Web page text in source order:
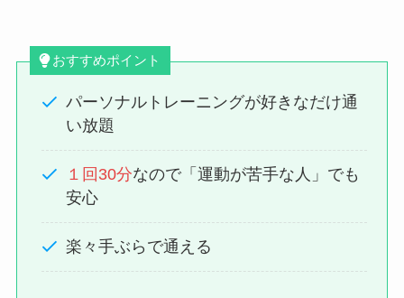
おすすめポイント
パーソナルトレーニングが好きなだけ通
い放題
１回30分なので「運動が苦手な人」でも
安心
楽々手ぶらで通える